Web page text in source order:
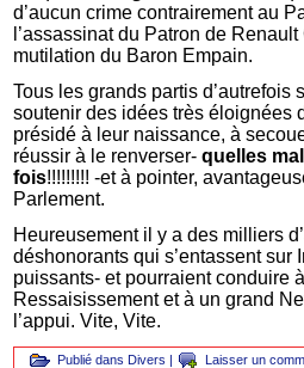
d’aucun crime contrairement au
l’assassinat du Patron de
mutilation du Baron Empain.
Tous les grands partis d’autrefois
soutenir des idées très éloignées
présidé à leur naissance, à
réussir à le renverser-quelles
fois!!!!!!!!! -et à pointer,
Parlement.
Heureusement il y a des milliers
déshonorants qui s’entassent sur
puissants- et pourraient conduire
Ressaisissement et à un grand
l’appui. Vite, Vite.
Publié dans Divers | Laisser un